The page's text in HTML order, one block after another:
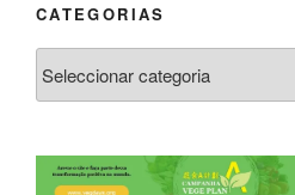
CATEGORIAS